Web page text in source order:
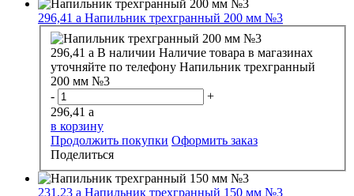
296,41 a Напильник трехгранный 200 мм №3
296,41 a В наличии Наличие товара в магазинах
уточняйте по телефону Напильник трехгранный
200 мм №3
-
+
296,41 a
в корзину
Продолжить покупки Оформить заказ
Поделиться
231,23 a Напильник трехгранный 150 мм №3